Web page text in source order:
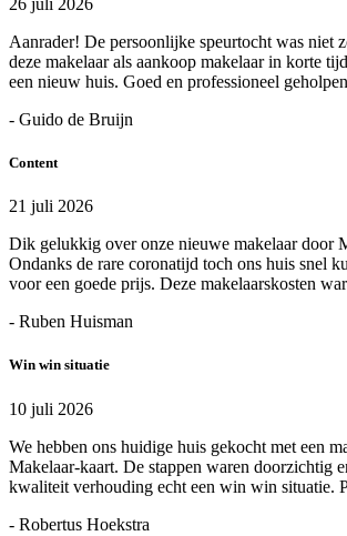
26 juli 2026
Aanrader! De persoonlijke speurtocht was niet
deze makelaar als aankoop makelaar in korte
een nieuw huis. Goed en professioneel
- Guido de Bruijn
Content
21 juli 2026
Dik gelukkig over onze nieuwe makelaar door
Ondanks de rare coronatijd toch ons huis snel
voor een goede prijs. Deze makelaarskosten
- Ruben Huisman
Win win situatie
10 juli 2026
We hebben ons huidige huis gekocht met een
Makelaar-kaart. De stappen waren doorzichtig
kwaliteit verhouding echt een win win situatie.
- Robertus Hoekstra